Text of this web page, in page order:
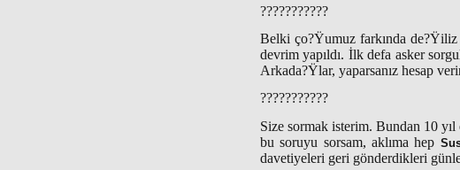
???????????
Belki ço?Ÿumuz farkında
devrim yapıldı. İlk defa asker
Arkada?Ÿlar, yaparsanız hesap
???????????
Size sormak isterim. Bundan 10
bu soruyu sorsam, aklıma hep
davetiyeleri geri gönderdikleri